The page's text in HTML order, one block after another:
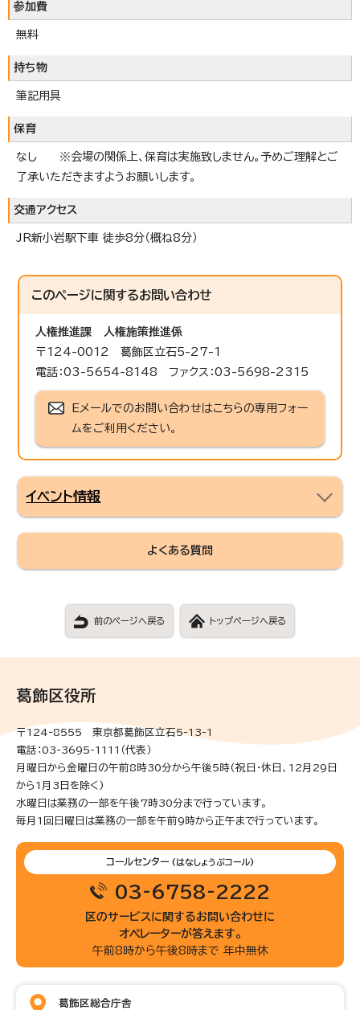
参加費
無料
持ち物
筆記用具
保育
なし ※会場の関係上、保育は実施致しません。予めご理解とご
了承いただきますようお願いします。
交通アクセス
JR新小岩駅下車 徒歩8分（概ね8分）
このページに関するお問い合わせ
人権推進課
人権施策推進係
〒124-0012 葛飾区立石5-27-1
電話：03-5654-8148 ファクス：03-5698-2315
Eメールでのお問い合わせはこちらの専用フォー
ムをご利用ください。
イベント情報
よくある質問
前のページへ戻る トップページへ戻る
葛飾区役所
〒124-8555 東京都葛飾区立石5-13-1
電話：03-3695-1111（代表）
月曜日から金曜日の午前8時30分から午後5時(祝日・休日、12月29日
から1月3日を除く)
水曜日は業務の一部を午後7時30分まで行っています。
毎月1回日曜日は業務の一部を午前9時から正午まで行っています。
コールセンター (はなしょうぶコール)
03-6758-2222
区のサービスに関するお問い合わせに
オペレーターが答えます。
午前8時から午後8時まで 年中無休
葛飾区総合庁舎